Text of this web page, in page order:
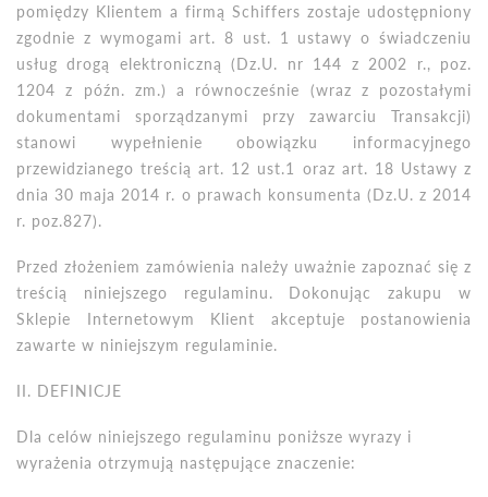
pomiędzy Klientem a firmą Schiffers zostaje udostępniony
zgodnie z wymogami art. 8 ust. 1 ustawy o świadczeniu
usług drogą elektroniczną (Dz.U. nr 144 z 2002 r., poz.
1204 z późn. zm.) a równocześnie (wraz z pozostałymi
dokumentami sporządzanymi przy zawarciu Transakcji)
stanowi wypełnienie obowiązku informacyjnego
przewidzianego treścią art. 12 ust.1 oraz art. 18 Ustawy z
dnia 30 maja 2014 r. o prawach konsumenta (Dz.U. z 2014
r. poz.827).
Przed złożeniem zamówienia należy uważnie zapoznać się z
treścią niniejszego regulaminu. Dokonując zakupu w
Sklepie Internetowym Klient akceptuje postanowienia
zawarte w niniejszym regulaminie.
II. DEFINICJE
Dla celów niniejszego regulaminu poniższe wyrazy i
wyrażenia otrzymują następujące znaczenie: